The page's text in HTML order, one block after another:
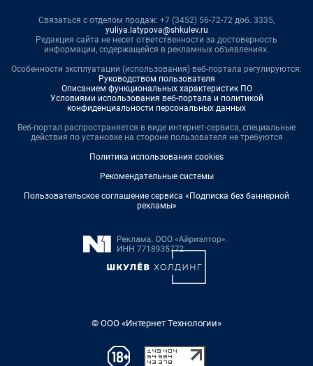
Связаться с отделом продаж: +7 (3452) 56-72-72 доб. 3335,
yuliya.latypova@shkulev.ru
Редакция сайта не несет ответственности за достоверность
информации, содержащейся в рекламных объявлениях.
Особенности эксплуатации (использования) веб-портала регулируются:
Руководством пользователя
Описанием функциональных характеристик ПО
Условиями использования веб-портала и политикой
конфиденциальности персональных данных
Веб-портал распространяется в виде интернет-сервиса, специальные
действия по установке на стороне пользователя не требуются
Политика использования cookies
Рекомендательные системы
Пользовательское соглашение сервиса «Подписка без баннерной
рекламы»
© ООО «Интернет Технологии»